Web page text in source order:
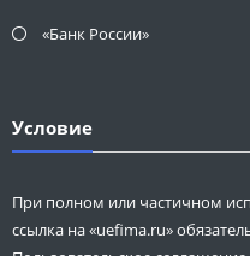
«Банк России»
Условие
При полном или частичном
ссылка на «uefima.ru»